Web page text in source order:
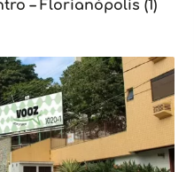
– Florianópolis (1)